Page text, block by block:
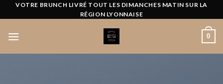
Passer
au
VOTRE BRUNCH LIVRÉ TOUT LES DIMANCHES MATIN SUR LA
RÉGION LYONNAISE
0